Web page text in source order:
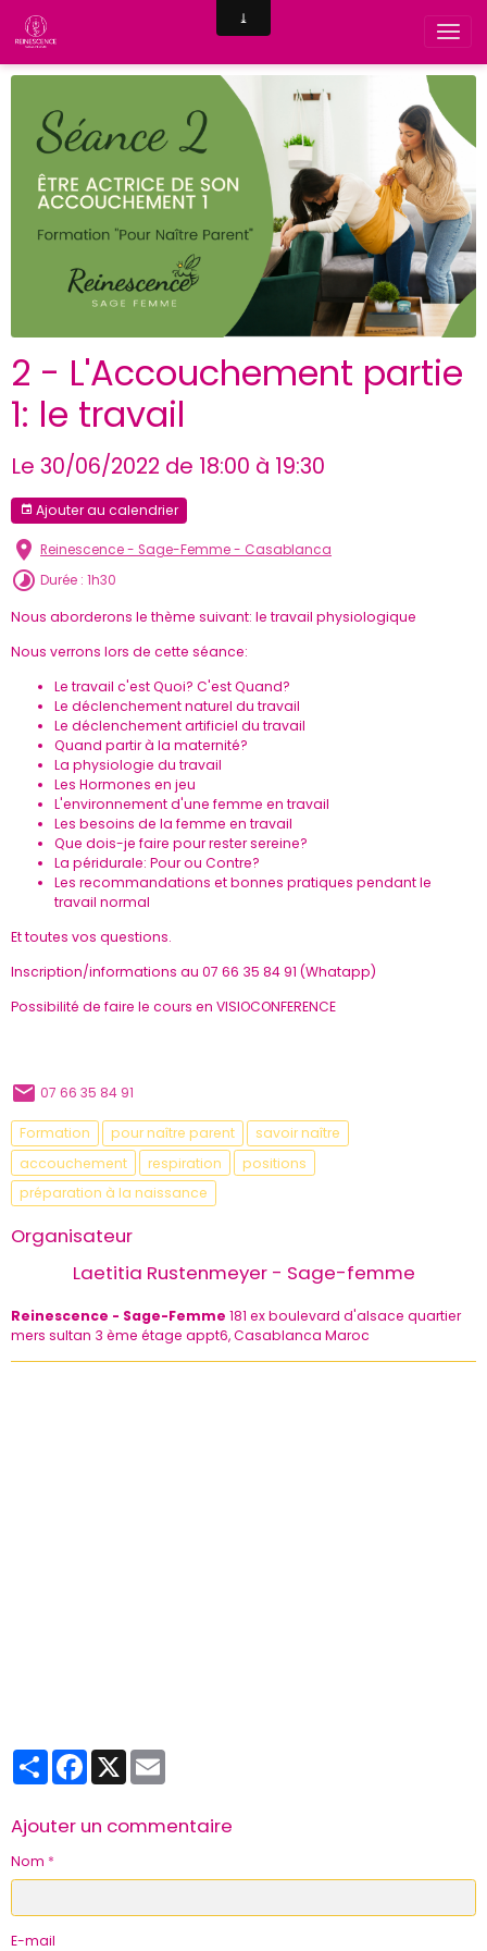
2 - L'Accouchement partie
1: le travail
Le 30/06/2022 de 18:00 à 19:30
Ajouter au calendrier
Reinescence - Sage-Femme - Casablanca
Durée : 1h30
Nous aborderons le thème suivant: le travail physiologique
Nous verrons lors de cette séance:
Le travail c'est Quoi? C'est Quand?
Le déclenchement naturel du travail
Le déclenchement artificiel du travail
Quand partir à la maternité?
La physiologie du travail
Les Hormones en jeu
L'environnement d'une femme en travail
Les besoins de la femme en travail
Que dois-je faire pour rester sereine?
La péridurale: Pour ou Contre?
Les recommandations et bonnes pratiques pendant le
travail normal
Et toutes vos questions.
Inscription/informations au 07 66 35 84 91 (Whatapp)
Possibilité de faire le cours en VISIOCONFERENCE
07 66 35 84 91
Formation pour naître parent
savoir naître
accouchement
respiration
positions
préparation à la naissance
Organisateur
Laetitia Rustenmeyer - Sage-femme
Reinescence - Sage-Femme 181 ex boulevard d'alsace quartier
mers sultan 3 ème étage appt6, Casablanca Maroc
PartagerFacebook
X
Ajouter un commentaire
Nom
E-mail